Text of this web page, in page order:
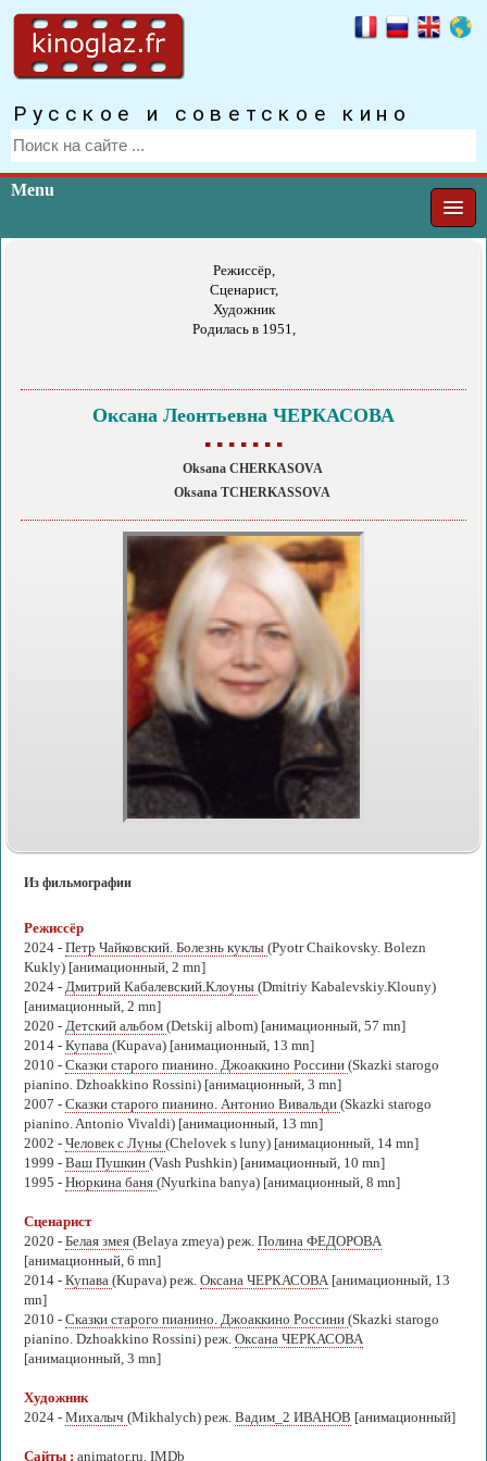
Русское и советское кино
Menu
Режиссёр,
Сценарист,
Художник
Родилась в 1951,
Оксана Леонтьевна ЧЕРКАСОВА
▪ ▪ ▪ ▪ ▪ ▪ ▪
Oksana CHERKASOVA
Oksana TCHERKASSOVA
Из фильмографии
Режиссёр
2024 - Петр Чайковский. Болезнь куклы (Pyotr Chaikovsky. Bolezn
Kukly) [анимационный, 2 mn]
2024 - Дмитрий Кабалевский.Клоуны (Dmitriy Kabalevskiy.Klouny)
[анимационный, 2 mn]
2020 - Детский альбом (Detskij albom) [анимационный, 57 mn]
2014 - Купава (Kupava) [анимационный, 13 mn]
2010 - Сказки старого пианино. Джоаккино Россини (Skazki starogo
pianino. Dzhoakkino Rossini) [анимационный, 3 mn]
2007 - Сказки старого пианино. Антонио Вивальди (Skazki starogo
pianino. Antonio Vivaldi) [анимационный, 13 mn]
2002 - Человек с Луны (Chelovek s luny) [анимационный, 14 mn]
1999 - Ваш Пушкин (Vash Pushkin) [анимационный, 10 mn]
1995 - Нюркина баня (Nyurkina banya) [анимационный, 8 mn]
Сценарист
2020 - Белая змея (Belaya zmeya) реж. Полина ФЕДОРОВА
[анимационный, 6 mn]
2014 - Купава (Kupava) реж. Оксана ЧЕРКАСОВА [анимационный, 13
mn]
2010 - Сказки старого пианино. Джоаккино Россини (Skazki starogo
pianino. Dzhoakkino Rossini) реж. Оксана ЧЕРКАСОВА
[анимационный, 3 mn]
Художник
2024 - Михалыч (Mikhalych) реж. Вадим_2 ИВАНОВ [анимационный]
Сайты : animator.ru IMDb